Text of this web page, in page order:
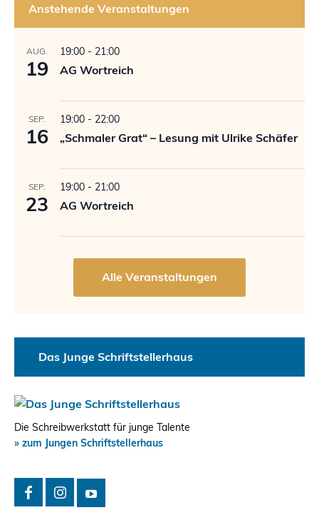
Anstehende Veranstaltungen
AUG.
19
19:00 - 21:00
AG Wortreich
SEP.
16
19:00 - 22:00
„Schmaler Grat“ – Lesung mit Ulrike Schäfer
SEP.
23
19:00 - 21:00
AG Wortreich
Das Junge Schriftstellerhaus
Die Schreibwerkstatt für junge Talente
» zum Jungen Schriftstellerhaus